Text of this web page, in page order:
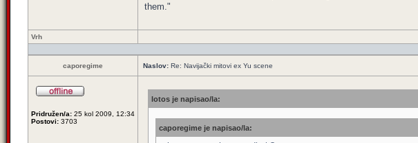
them."
Vrh
caporegime Naslov: Re: Navijački mitovi ex Yu scene
Pridružen/a: 25 kol 2009, 12:34
Postovi: 3703
lotos je napisao/la:
caporegime je napisao/la: